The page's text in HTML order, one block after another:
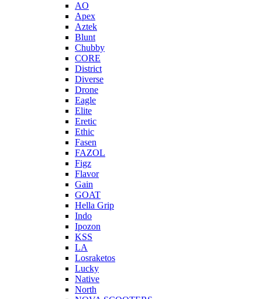
AO
Apex
Aztek
Blunt
Chubby
CORE
District
Diverse
Drone
Eagle
Elite
Eretic
Ethic
Fasen
FAZOL
Figz
Flavor
Gain
GOAT
Hella Grip
Indo
Ipozon
KSS
LA
Losraketos
Lucky
Native
North